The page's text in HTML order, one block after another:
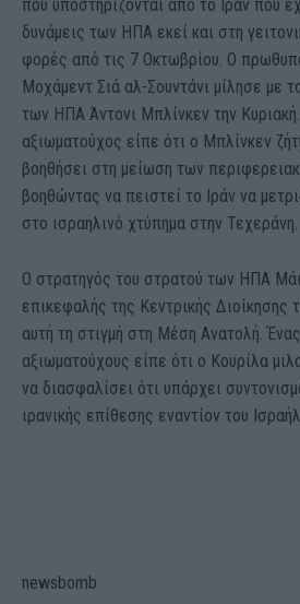
που υποστηρίζονται από το Ιράν που
δυνάμεις των ΗΠΑ εκεί και στη
φορές από τις 7 Οκτωβρίου. Ο
Μοχάμεντ Σιά αλ-Σουντάνι μίλησε με
των ΗΠΑ Άντονι Μπλίνκεν την Κυριακή.
αξιωματούχος είπε ότι ο Μπλίνκεν
βοηθήσει στη μείωση των
βοηθώντας να πειστεί το Ιράν να
στο ισραηλινό χτύπημα στην Τεχεράνη.
Ο στρατηγός του στρατού των ΗΠΑ
επικεφαλής της Κεντρικής Διοίκησης
αυτή τη στιγμή στη Μέση Ανατολή.
αξιωματούχους είπε ότι ο Κουρίλα
να διασφαλίσει ότι υπάρχει
ιρανικής επίθεσης εναντίον του
newsbomb